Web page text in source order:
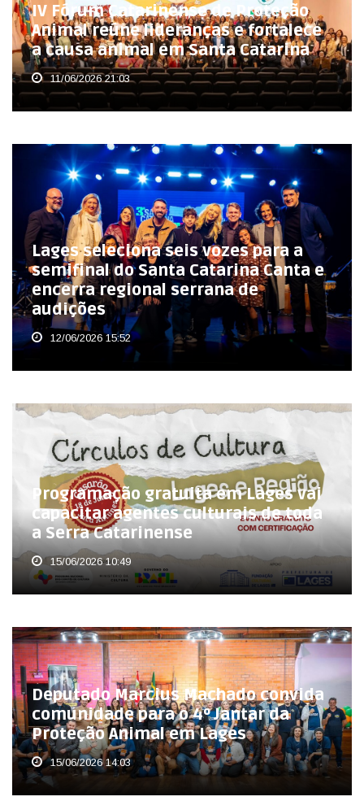
IV Fórum Catarinense de Proteção
Animal reúne lideranças e fortalece
a causa animal em Santa Catarina
11/06/2026 21:03
Lages seleciona seis vozes para a
semifinal do Santa Catarina Canta e
encerra regional serrana de
audições
12/06/2026 15:52
Programação gratuita em Lages vai
capacitar agentes culturais de toda
a Serra Catarinense
15/06/2026 10:49
Deputado Marcius Machado convida
comunidade para o 4º Jantar da
Proteção Animal em Lages
15/06/2026 14:03